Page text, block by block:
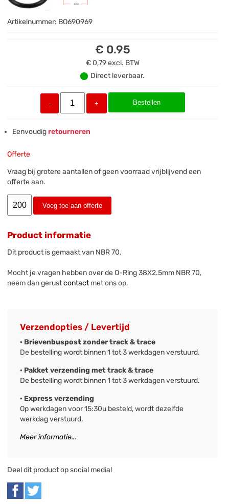
Artikelnummer: BO690969
€ 0.95
€ 0,79excl. BTW
Direct leverbaar.
- + Bestellen
Eenvoudigretourneren
Offerte
Vraag bij grotere aantallen of geen voorraad vrijblijvend een
offerte aan.
Voeg toe aan offerte
Product informatie
Dit product is gemaakt van NBR 70.
Mocht je vragen hebben over de O-Ring 38X2.5mm NBR 70,
neem dan gerustcontactmet ons op.
Verzendopties / Levertijd
· Brievenbuspost zonder track & trace
De bestelling wordt binnen 1 tot 3 werkdagen verstuurd.
· Pakket verzending met track & trace
De bestelling wordt binnen 1 tot 3 werkdagen verstuurd.
· Express verzending
Op werkdagen voor 15:30u besteld, wordt dezelfde
werkdag verstuurd.
Meer informatie...
Deel dit product op social media!